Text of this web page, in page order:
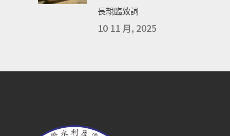
長親臨致詞
10 11 月, 2025